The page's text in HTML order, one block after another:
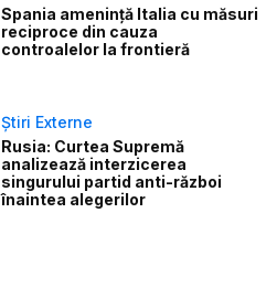
Spania amenință Italia cu măsuri
reciproce din cauza
controalelor la frontieră
Știri Externe
Rusia: Curtea Supremă
analizează interzicerea
singurului partid anti-război
înaintea alegerilor